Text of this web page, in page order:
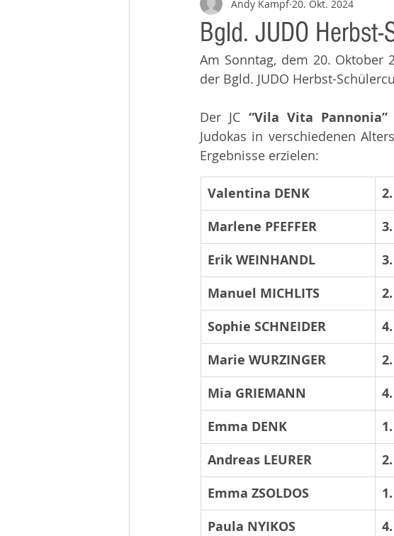
Beiträge 2020 Beiträge 2019 Beiträge
Beiträge 2014 Infos
Bgld. JUDO
Andy Kampf 20. Okt. 2024
Am Sonntag, dem 20. Oktober
der Bgld. JUDO Herbst-
Der JC “Vila Vita Pannonia”
Judokas in verschiedenen
Ergebnisse erzielen:
Valentina DENK
Marlene PFEFFER
Erik WEINHANDL
Manuel MICHLITS
Sophie SCHNEIDER
Marie WURZINGER
Mia GRIEMANN
Emma DENK
Andreas LEURER
Emma ZSOLDOS
Paula NYIKOS